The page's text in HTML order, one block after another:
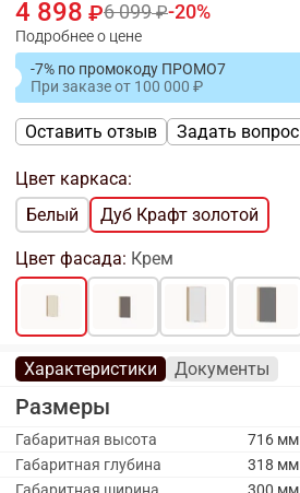
4 898 6 099 20
Подробнее о цене
-7% по промокоду ПРОМО7
При заказеот 100 000
Оставить отзыв Задать вопрос
Цвет каркаса:
Белый
Дуб Крафт золотой
Цвет фасада: Крем
Характеристики Документы
Размеры
Габаритная высота
716 мм
Габаритная глубина
318 мм